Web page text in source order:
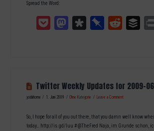
Spread the Word:
Pocket MastodonDiasporaPinboardReddit
Twitter Weekly Updates for 2009-
yodahome 1. Juni 2009 Ohne Kategorie Leave a Comment
So, I hope for all of you out there, that you damn well know
today… http://is.gd/luu # @TheFred Naja, im Grunde schon,